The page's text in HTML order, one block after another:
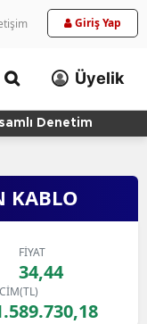
Giriş Yap
Üyelik
Denetim
KABLO
FİYAT
34,44